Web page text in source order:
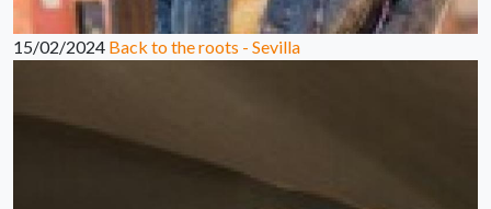
15/02/2024 Back to the roots - Sevilla